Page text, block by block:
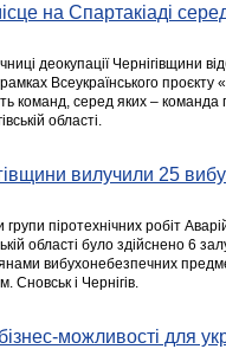
на Спартакіаді
деокупації Чернігівщини
рамках Всеукраїнського
команд, серед яких – команда
області.
вилучили 25
групи піротехнічних робіт
області було здійснено 6
вибухонебезпечних
Сновськ і Чернігів.
можливості для